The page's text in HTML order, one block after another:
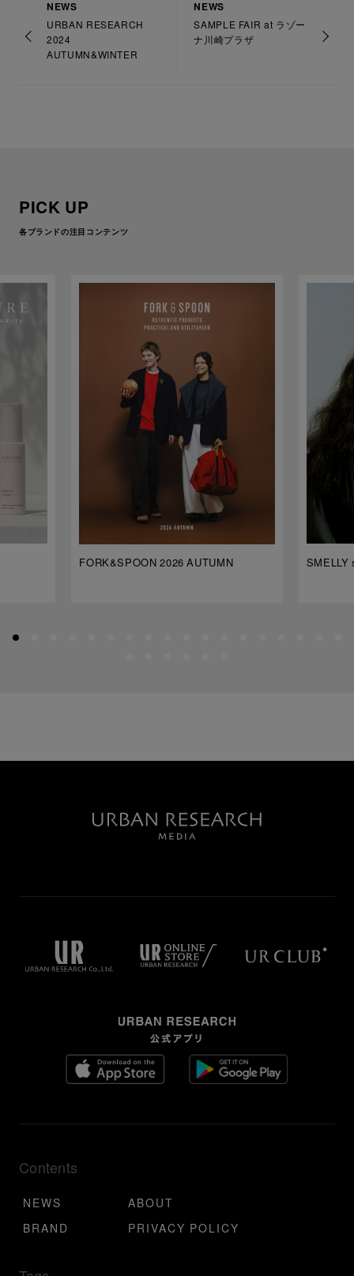
NEWS
URBAN RESEARCH
2024
AUTUMN&WINTER
NEWS
SAMPLE FAIR at ラゾー
ナ川崎プラザ
PICK UP
各ブランドの注目コンテンツ
FORK&SPOON 2026 AUTUMN SMELLY
Contents
NEWS
ABOUT
BRAND
PRIVACY POLICY